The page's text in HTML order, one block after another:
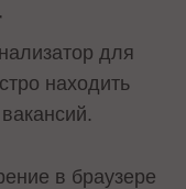
для
находить
в браузере